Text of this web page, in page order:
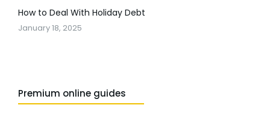
How to Deal With Holiday Debt
January 18, 2025
Premium online guides